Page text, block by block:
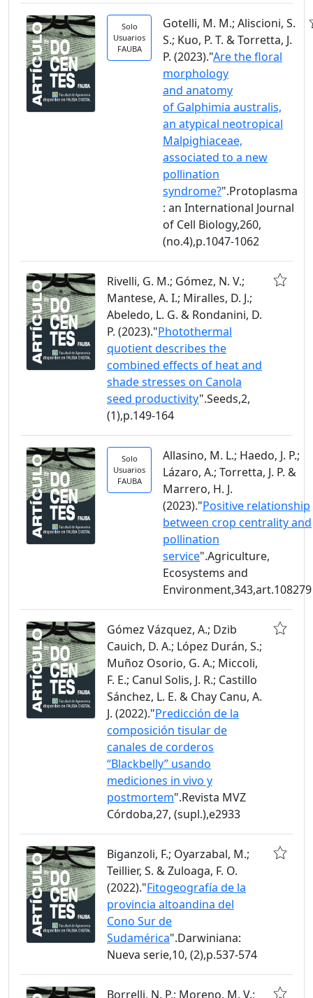
Solo
Usuarios
FAUBA
Gotelli, M. M.; Aliscioni, S.
S.; Kuo, P. T. & Torretta, J.
P. (2023)."Are the floral
morphology
and anatomy
of Galphimia australis,
an atypical neotropical
Malpighiaceae,
associated to a new
pollination
syndrome?".Protoplasma
: an International Journal
of Cell Biology,260,
(no.4),p.1047-1062
Rivelli, G. M.; Gómez, N. V.;
Mantese, A. I.; Miralles, D. J.;
Abeledo, L. G. & Rondanini, D.
P. (2023)."Photothermal
quotient describes the
combined effects of heat and
shade stresses on Canola
seed productivity".Seeds,2,
(1),p.149-164
Solo
Usuarios
FAUBA
Allasino, M. L.; Haedo, J. P.;
Lázaro, A.; Torretta, J. P. &
Marrero, H. J.
(2023)."Positive relationship
between crop centrality and
pollination
service".Agriculture,
Ecosystems and
Environment,343,art.108279
Gómez Vázquez, A.; Dzib
Cauich, D. A.; López Durán, S.;
Muñoz Osorio, G. A.; Miccoli,
F. E.; Canul Solis, J. R.; Castillo
Sánchez, L. E. & Chay Canu, A.
J. (2022)."Predicción de la
composición tisular de
canales de corderos
“Blackbelly” usando
mediciones in vivo y
postmortem".Revista MVZ
Córdoba,27, (supl.),e2933
Biganzoli, F.; Oyarzabal, M.;
Teillier, S. & Zuloaga, F. O.
(2022)."Fitogeografía de la
provincia altoandina del
Cono Sur de
Sudamérica".Darwiniana:
Nueva serie,10, (2),p.537-574
Borrelli, N. P.; Moreno, M. V.;